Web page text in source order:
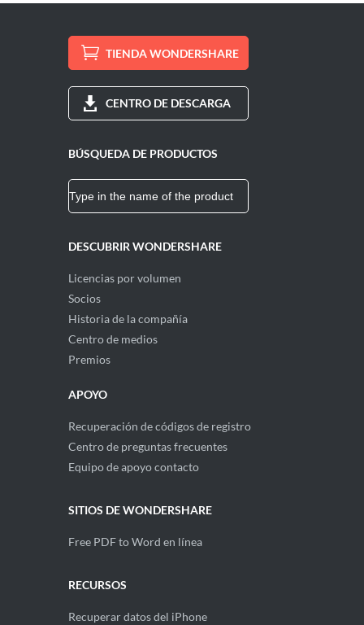
TIENDA WONDERSHARE
CENTRO DE DESCARGA
BÚSQUEDA DE PRODUCTOS
DESCUBRIR WONDERSHARE
Licencias por volumen
Socios
Historia de la compañía
Centro de medios
Premios
APOYO
Recuperación de códigos de registro
Centro de preguntas frecuentes
Equipo de apoyo contacto
SITIOS DE WONDERSHARE
Free PDF to Word en línea
RECURSOS
Recuperar datos del iPhone